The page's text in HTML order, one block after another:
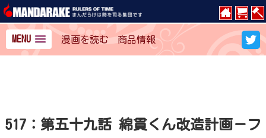
漫画を読む 商品情報
MENU
517：第五十九話 綿貫くん改造計画－フ